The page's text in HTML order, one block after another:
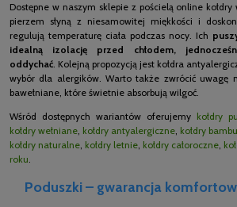
Dostępne w naszym sklepie z pościelą online kołdry
pierzem słyną z niesamowitej miękkości i
regulują temperaturę ciała podczas nocy. Ich
idealną izolację przed chłodem,
oddychać. Kolejną propozycją jest kołdra
wybór dla alergików. Warto także zwrócić uwagę
bawełniane, które świetnie absorbują wilgoć.
Wśród dostępnych wariantów oferujemy kołdry
kołdry wełniane, kołdry antyalergiczne, kołdry
kołdry naturalne, kołdry letnie, kołdry całoroczne,
roku.
Poduszki – gwarancja